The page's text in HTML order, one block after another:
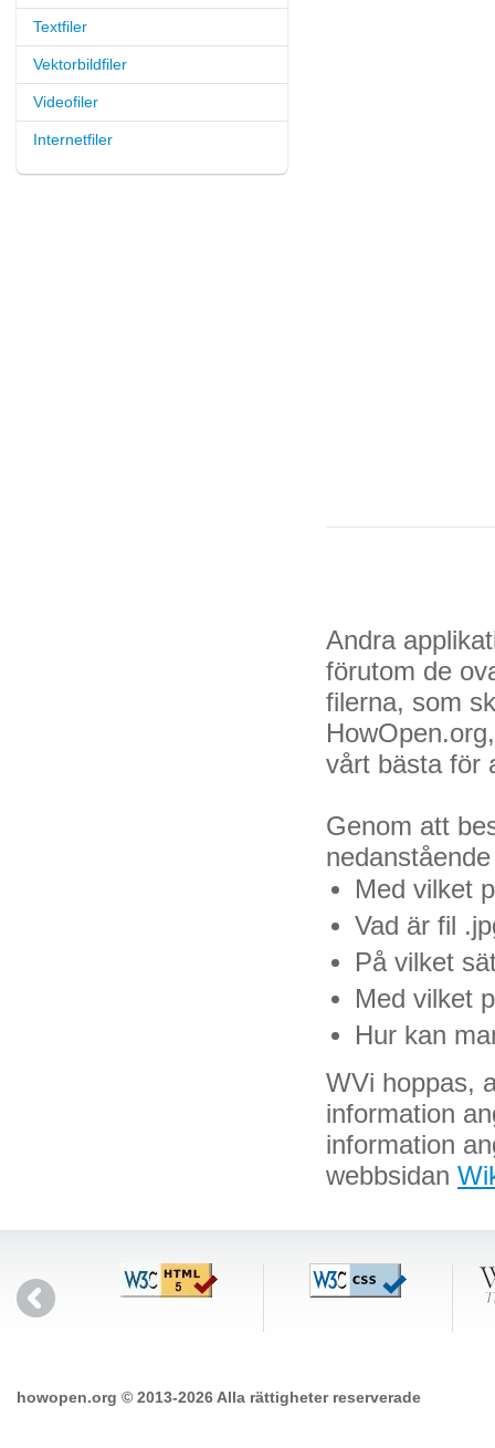
Textfiler
Vektorbildfiler
Videofiler
Internetfiler
Andra
förutom de
filerna, som
vårt bästa för
Genom att
Med vilket
Vad är fil
På vilket
Med vilket
Hur kan
WVi hoppas,
information
information
webbsidan
howopen.org © 2013-2026 Alla rättigheter reserverade